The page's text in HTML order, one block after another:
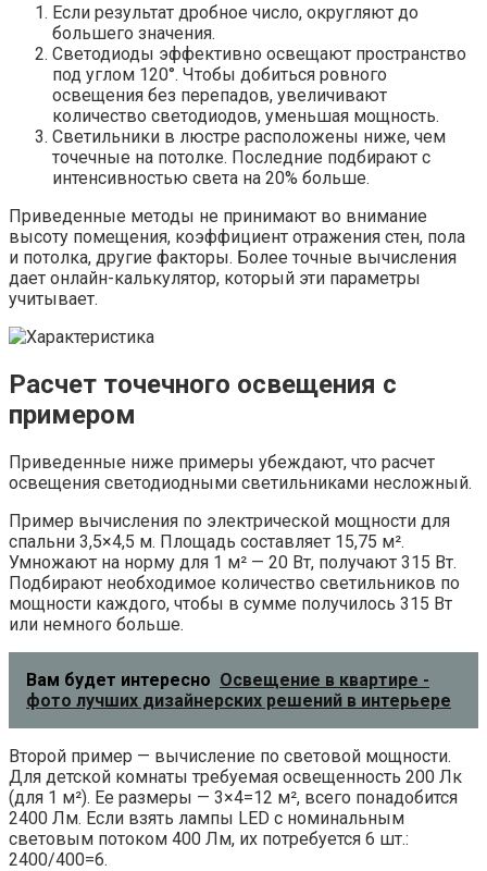
Если результат дробное число, округляют до
большего значения.
Светодиоды эффективно освещают пространство
под углом 120°. Чтобы добиться ровного
освещения без перепадов, увеличивают
количество светодиодов, уменьшая мощность.
Светильники в люстре расположены ниже, чем
точечные на потолке. Последние подбирают с
интенсивностью света на 20% больше.
Приведенные методы не принимают во внимание
высоту помещения, коэффициент отражения стен, пола
и потолка, другие факторы. Более точные вычисления
дает онлайн-калькулятор, который эти параметры
учитывает.
Расчет точечного освещения с
примером
Приведенные ниже примеры убеждают, что расчет
освещения светодиодными светильниками несложный.
Пример вычисления по электрической мощности для
спальни 3,5×4,5 м. Площадь составляет 15,75 м².
Умножают на норму для 1 м² — 20 Вт, получают 315 Вт.
Подбирают необходимое количество светильников по
мощности каждого, чтобы в сумме получилось 315 Вт
или немного больше.
Вам будет интересно Освещение в квартире -
фото лучших дизайнерских решений в интерьере
Второй пример — вычисление по световой мощности.
Для детской комнаты требуемая освещенность 200 Лк
(для 1 м²). Ее размеры — 3×4=12 м², всего понадобится
2400 Лм. Если взять лампы LED с номинальным
световым потоком 400 Лм, их потребуется 6 шт.:
2400/400=6.